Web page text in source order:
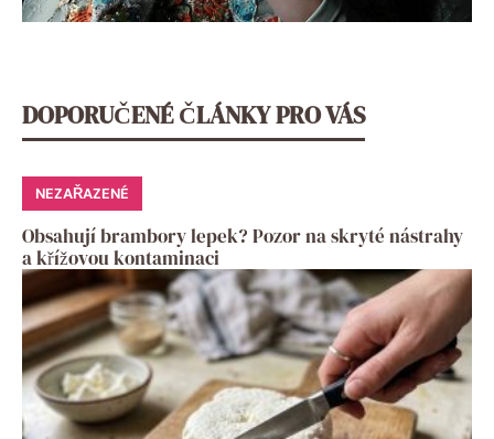
DOPORUČENÉ ČLÁNKY PRO VÁS
NEZAŘAZENÉ
Obsahují brambory lepek? Pozor na skryté nástrahy
a křížovou kontaminaci